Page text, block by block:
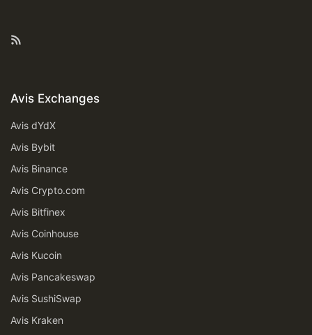
Feed RSS
Avis Exchanges
Avis dYdX
Avis Bybit
Avis Binance
Avis Crypto.com
Avis Bitfinex
Avis Coinhouse
Avis Kucoin
Avis Pancakeswap
Avis SushiSwap
Avis Kraken